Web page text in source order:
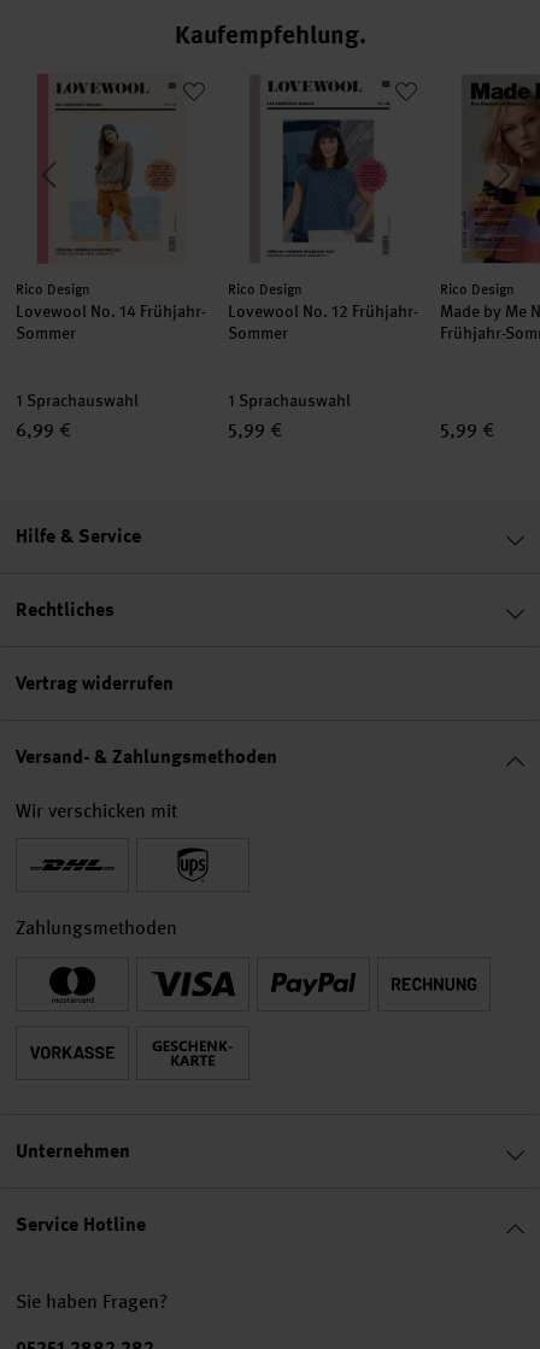
Kaufempfehlung
Lovewool No. 14 Frühjahr-Sommer
Hersteller:
Rico Design
Lovewool No. 14 Frühjahr-
Sommer
1 Sprachauswahl
6,99 €
Lovewool No. 12 Frühjahr-Sommer
Hersteller:
Rico Design
Lovewool No. 12 Frühjahr-
Sommer
1 Sprachauswahl
5,99 €
Made by
Hersteller:
Rico Design
Made by Me
Frühjahr-
5,99 €
Service Hotline
Sie haben Fragen?
Hilfe & Service
Rechtliches
Vertrag widerrufen
Versand- & Zahlungsmethoden
Wir verschicken mit
Zahlungsmethoden
Unternehmen